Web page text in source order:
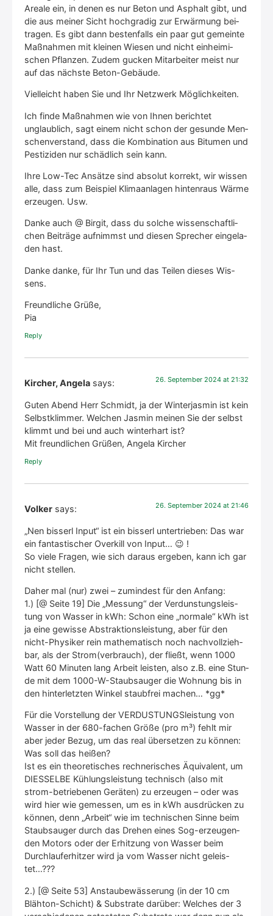
Area­le ein, in denen es nur Beton und Asphalt gibt, und
die aus mei­ner Sicht hoch­gra­dig zur Erwär­mung bei­
tra­gen. Es gibt dann bes­ten­falls ein paar gut gemein­te
Maß­nah­men mit klei­nen Wie­sen und nicht ein­hei­mi­
schen Pflan­zen. Zudem gucken Mit­ar­bei­ter meist nur
auf das nächs­te Beton-Gebäu­de.
Viel­leicht haben Sie und Ihr Netz­werk Mög­lich­kei­ten.
Ich fin­de Maß­nah­men wie von Ihnen berich­tet
unglaub­lich, sagt einem nicht schon der gesun­de Men­
schen­ver­stand, dass die Kom­bi­na­ti­on aus Bitu­men und
Pes­ti­zi­den nur schäd­lich sein kann.
Ihre Low-Tec Ansät­ze sind abso­lut kor­rekt, wir wis­sen
alle, dass zum Bei­spiel Kli­ma­an­la­gen hin­tenraus Wär­me
erzeu­gen. Usw.
Dan­ke auch @ Bir­git, dass du sol­che wis­sen­schaft­li­
chen Bei­trä­ge auf­nimmst und die­sen Spre­cher ein­ge­la­
den hast.
Dan­ke dan­ke, für Ihr Tun und das Tei­len die­ses Wis­
sens.
Freund­li­che Grü­ße,
Pia
Rep­ly
Kircher, Angela says: 26. Sep­tem­ber 2024 at 21:32
Guten Abend Herr Schmidt, ja der Win­ter­jas­min ist kein
Selbst­klim­mer. Wel­chen Jas­min mei­nen Sie der selbst
klimmt und bei und auch win­ter­hart ist?
Mit freund­li­chen Grü­ßen, Ange­la Kir­cher
Rep­ly
Volker says: 26. Sep­tem­ber 2024 at 21:46
„Nen bis­serl Input“ ist ein bis­serl unter­trie­ben: Das war
ein fan­tas­ti­scher Over­kill von Input… 😉 !
So vie­le Fra­gen, wie sich dar­aus erge­ben, kann ich gar
nicht stel­len.
Daher mal (nur) zwei – zumin­dest für den Anfang:
1.) [@ Sei­te 19] Die „Mes­sung“ der Ver­duns­tungs­leis­
tung von Was­ser in kWh: Schon eine „nor­ma­le“ kWh ist
ja eine gewis­se Abs­trak­ti­ons­leis­tung, aber für den
nicht-Phy­si­ker rein mathe­ma­tisch noch nach­voll­zieh­
bar, als der Strom(verbrauch), der fließt, wenn 1000
Watt 60 Minu­ten lang Arbeit leis­ten, also z.B. eine Stun­
de mit dem 1000-W-Staub­sauger die Woh­nung bis in
den hin­ter­letz­ten Win­kel staub­frei machen… *gg*
Für die Vor­stel­lung der VER­DUS­TUNGS­leis­tung von
Was­ser in der 680-fachen Grö­ße (pro m³) fehlt mir
aber jeder Bezug, um das real über­set­zen zu kön­nen:
Was soll das hei­ßen?
Ist es ein theo­re­ti­sches rech­ne­ri­sches Äqui­va­lent, um
DIESSELBE Küh­lungs­leis­tung tech­nisch (also mit
strom-betrie­be­nen Gerä­ten) zu erzeu­gen – oder was
wird hier wie gemes­sen, um es in kWh aus­drü­cken zu
kön­nen, denn „Arbeit“ wie im tech­ni­schen Sin­ne beim
Staub­sauger durch das Dre­hen eines Sog-erzeu­gen­
den Motors oder der Erhit­zung von Was­ser beim
Durch­lauf­er­hit­zer wird ja vom Was­ser nicht geleis­
tet…???
2.) [@ Sei­te 53] Anstau­be­wäs­se­rung (in der 10 cm
Bläh­ton-Schicht) & Sub­stra­te dar­über: Wel­ches der 3